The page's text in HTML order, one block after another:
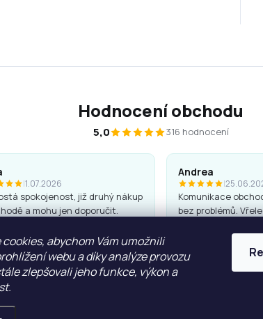
abychom Vám umožnili
webu a díky analýze provozu
zlepšovali jeho funkce, výkon a
Hodnocení obchodu
5,0 316 hodnocení
|1.07.2026
spokojenost, již druhý nákup
a mohu jen doporučit.
Andrea
|
Komunikace
bez problémů.